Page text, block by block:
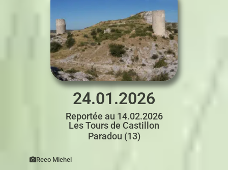
24.01.2026
Reportée au 14.02.2026
Les Tours de Castillon
Paradou (13)
Reco Michel